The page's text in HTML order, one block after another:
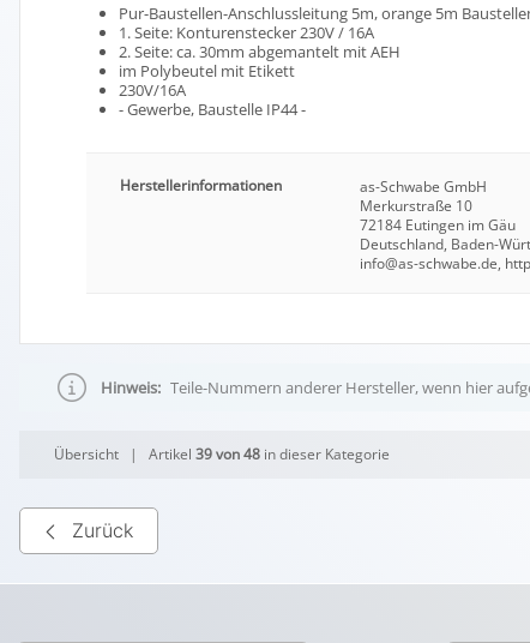
Pur-Baustellen-Anschlussleitung 5m, orange 5m
1. Seite: Konturenstecker 230V / 16A
2. Seite: ca. 30mm abgemantelt mit AEH
im Polybeutel mit Etikett
230V/16A
- Gewerbe, Baustelle IP44 -
Herstellerinformationen
as-Schwabe GmbH
Merkurstraße 10
72184 Eutingen im Gäu
Deutschland, Baden-
info@as-schwabe.de,
Hinweis: Teile-Nummern anderer Hersteller, wenn hier
Übersicht | Artikel39 von 48 in dieser Kategorie
Zurück